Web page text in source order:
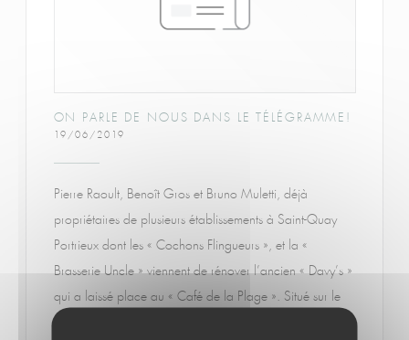
ON PARLE DE NOUS DANS LE TÉLÉGRAMME!
19/06/2019
Pierre Raoult, Benoît Gros et Bruno Muletti, déjà
propriétaires de plusieurs établissements à Saint-Quay
Portrieux dont les « Cochons Flingueurs », et la «
Brasserie Uncle » viennent de rénover l’ancien « Davy’s »
qui a laissé place au « Café de la Plage ». Situé sur le
sentier des douaniers, entre les plages du casino et du